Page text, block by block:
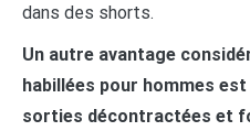
dans des shorts.
Un autre avantage
habillées pour hommes
sorties décontractées et